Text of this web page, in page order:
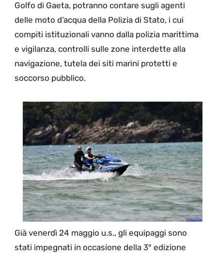
Golfo di Gaeta, potranno contare sugli agenti
delle moto d’acqua della Polizia di Stato, i cui
compiti istituzionali vanno dalla polizia marittima
e vigilanza, controlli sulle zone interdette alla
navigazione, tutela dei siti marini protetti e
soccorso pubblico.
Già venerdì 24 maggio u.s., gli equipaggi sono
stati impegnati in occasione della 3° edizione